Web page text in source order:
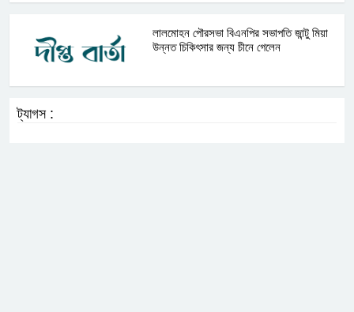
লালমোহন পৌরসভা বিএনপির সভাপতি জান্টু মিয়া
উন্নত চিকিৎসার জন্য চীনে গেলেন
ট্যাগস :